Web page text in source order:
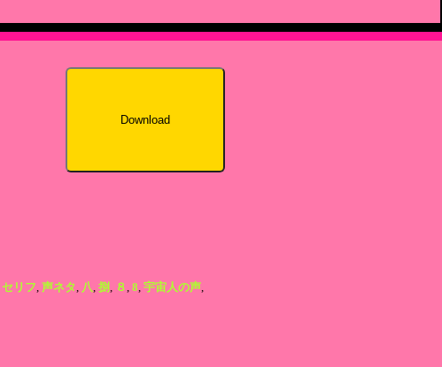
Download
セリフ, 声ネタ, 八, 捌, ８, 8, 宇宙人の声,